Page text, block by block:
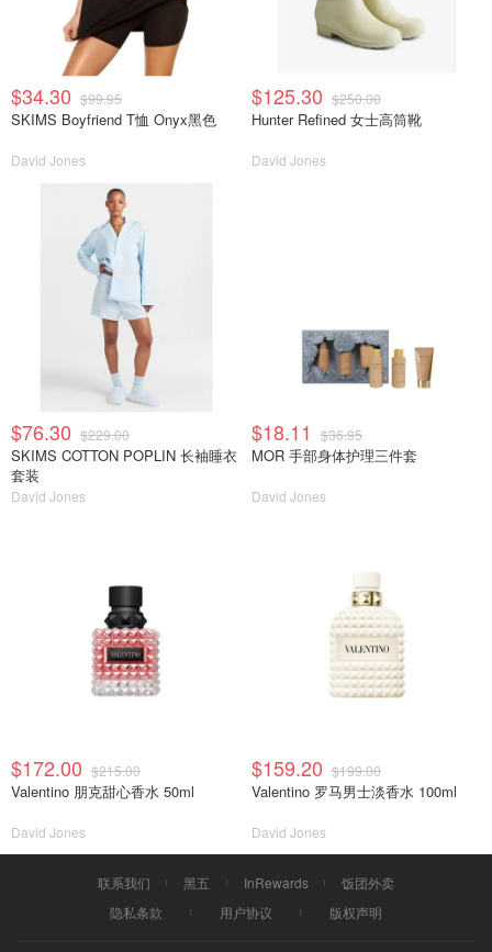
$34.30 $99.95
SKIMS Boyfriend T恤 Onyx黑色
David Jones
$125.30 $250.00
Hunter Refined 女士高筒靴
David Jones
$76.30 $229.00
SKIMS COTTON POPLIN 长袖睡衣
套装
David Jones
$18.11 $36.95
MOR 手部身体护理三件套
David Jones
$172.00 $215.00
Valentino 朋克甜心香水 50ml
David Jones
$159.20 $199.00
Valentino 罗马男士淡香水 100ml
David Jones
联系我们 黑五 InRewards
饭团外卖
隐私条款
用户协议 版权声明